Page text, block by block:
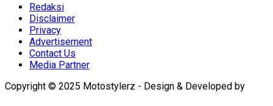
Redaksi
Disclaimer
Privacy
Advertisement
Contact Us
Media Partner
Copyright © 2025 Motostylerz - Design & Developed by